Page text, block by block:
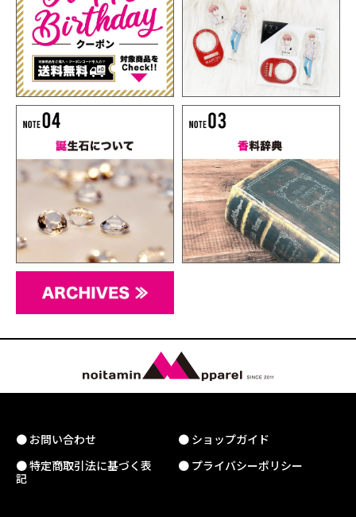
● お問い合わせ
● ショップガイド
● 特定商取引法に基づく表
記
● プライバシーポリシー